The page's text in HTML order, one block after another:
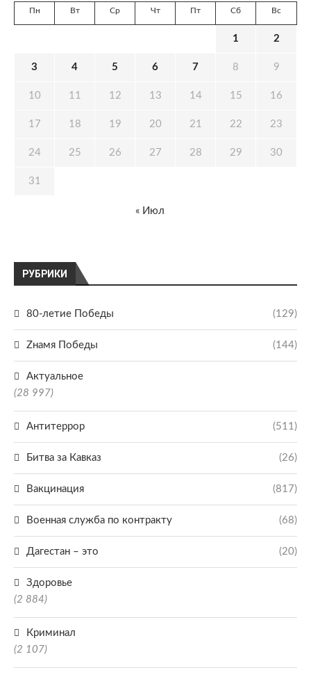
РУБРИКИ
80-летие Победы (129)
Zнамя Победы (144)
Актуальное
(28 997)
Антитеррор (511)
Битва за Кавказ (26)
Вакцинация (817)
Военная служба по контракту (68)
Дагестан – это (20)
Здоровье
(2 884)
Криминал
(2 107)
Пн Вт Ср Чт Пт Сб Вс
1 2
3 4 5 6 7 8 9
10 11 12 13 14 15 16
17 18 19 20 21 22 23
24 25 26 27 28 29 30
31
« Июл